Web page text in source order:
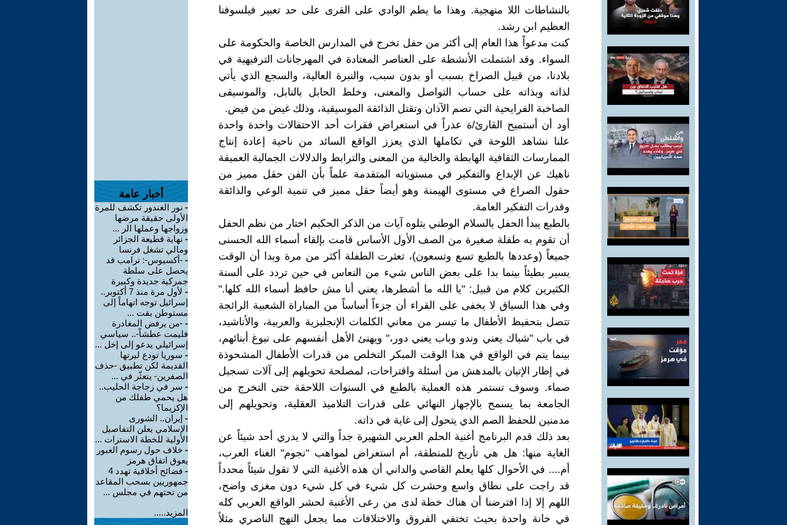
بالنشاطات اللا منهجية. وهذا ما يطم الوادي على القرى على حد تعبير فيلسوفنا
العظيم ابن رشد.
كنت مدعواً هذا العام إلى أكثر من حفل تخرج في المدارس الخاصة والحكومة على
السواء. وقد اشتملت الأنشطة على العناصر المعتادة في المهرجانات الترفيهية في
بلادنا، من قبيل الصراخ بسبب أو بدون سبب، والنبرة العالية، والسجع الذي يأتي
لذاته وبذاته على حساب التواصل والمعنى، وخلط الحابل بالنابل، والموسيقى
الصاخبة الفرايحية التي تصم الآذان وتقتل الذائقة الموسيقية، وذلك غيض من فيض.
أود أن أستميح القارئ/ة عذراً في استعراض فقرات أحد الاحتفالات واحدة واحدة
علنا نشاهد اللوحة في تكاملها الذي يعزز الواقع السائد من ناحية إعادة إنتاج
الممارسات الثقافية الهابطة والخالية من المعنى والترابط والدلالات الجمالية العميقة
ناهيك عن الإبداع والتفكير في مستوياته المتقدمة علماً بأن الفن حقل مميز من
حقول الصراع في مستوى الهيمنة وهو أيضاً حقل مميز في تنمية الوعي والذائقة
وقدرات التفكير العامة.
بالطبع يبدأ الحفل بالسلام الوطني يتلوه آيات من الذكر الحكيم اختار من نظم الحفل
أن تقوم به طفلة صغيرة من الصف الأول الأساس قامت بإلقاء أسماء الله الحسنى
جميعاً (وعددها بالطبع تسع وتسعون)، تعثرت الطفلة أكثر من مرة وبدا أن الوقت
يسير بطيئاً بينما بدا على بعض الناس شيء من النعاس في حين تردد على ألسنة
الكثيرين كلام من قبيل: "يا الله ما أشطرها، يعني أنا مش حافظ أسماء الله كلها."
وفي هذا السياق لا يخفى على القراء أن جزءاً أساساً من المباراة الشعبية الرائجة
تتصل بتحفيظ الأطفال ما تيسر من معاني الكلمات الإنجليزية والعربية، والأناشيد،
في باب "شباك يعني وندو وباب يعني دور،" ويهنئ الأهل أنفسهم على نبوغ أبنائهم،
بينما يتم في الواقع في هذا الوقت المبكر التخلص من قدرات الأطفال المشحوذة
في إطار الإتيان بالمدهش من أسئلة واقتراحات، لمصلحة تحويلهم إلى آلات تسجيل
صماء. وسوف تستمر هذه العملية بالطبع في السنوات اللاحقة حتى التخرج من
الجامعة بما يسمح بالإجهاز النهائي على قدرات التلاميذ العقلية، وتحويلهم إلى
مدمنين للحفظ الصم الذي يتحول إلى غاية في ذاته.
بعد ذلك قدم البرنامج أغنية الحلم العربي الشهيرة جداً والتي لا يدري أحد شيئاً عن
الغاية منها: هل هي تأريخ للمنطقة، أم استعراض لمواهب "نجوم" الغناء العرب،
أم.... في الأحوال كلها يعلم القاصي والداني أن هذه الأغنية التي لا تقول شيئاً محدداً
قد راجت على نطاق واسع وحشرت كل شيء في كل شيء دون مغزى واضح،
اللهم إلا إذا افترضنا أن هناك خطة لدى من رعى الأغنية لحشر الواقع العربي كله
في خانة واحدة بحيث تختفي الفروق والاختلافات مما يجعل النهج الناصري مثلاً
أخبار عامة
- نور الغندور تكشف للمرة
الأولى حقيقة مرضها
وزواجها وعملها الر ...
- نهاية قطيعة الجزائر
ومالي تشغل فرنسا
- -أكسيوس-: ترامب قد
يحصل على سلطة
جمركية جديدة وكبيرة
-
لأول مرة منذ 7 أكتوبر..
إسرائيل توجه اتهاماً إلى
مستوطن بقت ...
- -من يرفض المغادرة
فليمت عطشاً-.. سياسي
إسرائيلي يدعو إلى إخل ...
- سوريا تودع ليرتها
القديمة لكن تطبيق -حذف
الصفرين- يتعثّر في ...
- سر في زجاجة الحليب..
هل يحمي طفلك من
الإكزيما؟
- إيران.. الشورى
الإسلامي يعلن التفاصيل
الأولية للخطة الاسترات ...
- خلاف حول رسوم العبور
يعوق اتفاق هرمز
-
فضائح أخلاقية تهدد 4
جمهوريين بسحب المقاعد
من تحتهم في مجلس ...
المزيد.....